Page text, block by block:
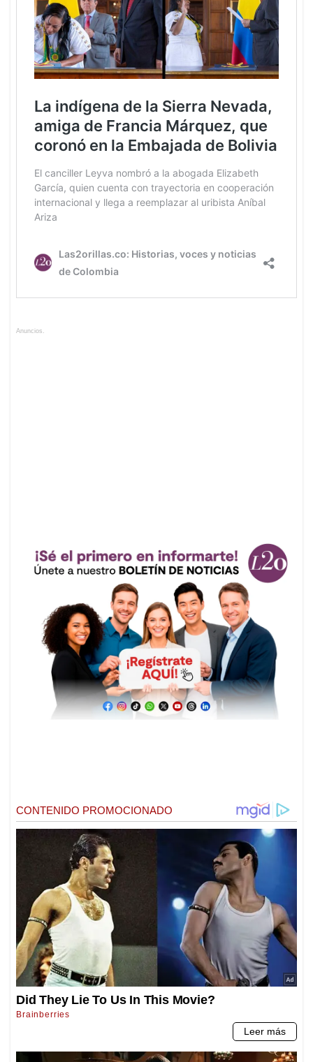
Anuncios.